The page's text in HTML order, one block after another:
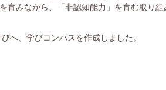
育みながら、「非認知能力」を育む取り
へ、学びコンパスを作成しました。